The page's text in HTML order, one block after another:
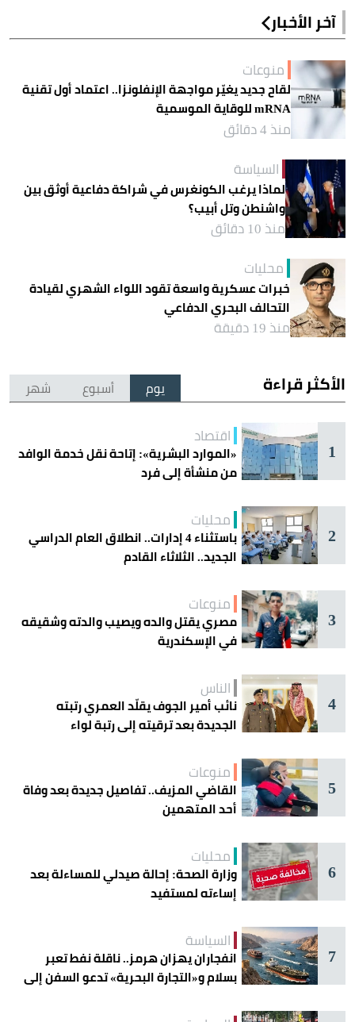
آخر الأخبار
منوعات
لقاح جديد يغيّر مواجهة الإنفلونزا.. اعتماد أول تقنية
mRNA للوقاية الموسمية
منذ 4 دقائق
السياسة
لماذا يرغب الكونغرس في شراكة دفاعية أوثق بين
واشنطن وتل أبيب؟
منذ 10 دقائق
محليات
خبرات عسكرية واسعة تقود اللواء الشهري لقيادة
التحالف البحري الدفاعي
منذ 19 دقيقة
الأكثر قراءة يوم أسبوع شهر
1
اقتصاد
«الموارد البشرية»: إتاحة نقل خدمة الوافد
من منشأة إلى فرد
2
محليات
باستثناء 4 إدارات.. انطلاق العام الدراسي
الجديد.. الثلاثاء القادم
3
منوعات
مصري يقتل والده ويصيب والدته وشقيقه
في الإسكندرية
4
الناس
نائب أمير الجوف يقلّد العمري رتبته
الجديدة بعد ترقيته إلى رتبة لواء
5
منوعات
القاضي المزيف.. تفاصيل جديدة بعد وفاة
أحد المتهمين
6
محليات
وزارة الصحة: إحالة صيدلي للمساءلة بعد
إساءته لمستفيد
7
السياسة
انفجاران يهزان هرمز.. ناقلة نفط تعبر
بسلام و«التجارة البحرية» تدعو السفن إلى